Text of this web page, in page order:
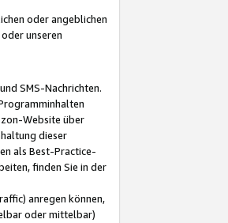
oder angeblichen
unseren
SMS-Nachrichten.
Website über
dieser
als Best-Practice-
finden Sie in der
anregen können,
oder mittelbar)